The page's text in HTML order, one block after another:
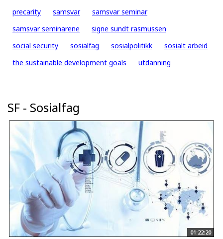
precarity
samsvar
samsvar seminar
samsvar seminarene
signe sundt rasmussen
social security
sosialfag sosialpolitikk
sosialt arbeid
the sustainable development goals
utdanning
SF - Sosialfag
01:22:20